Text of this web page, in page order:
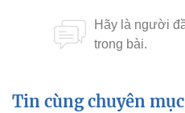
Tin cùng chuyên mục